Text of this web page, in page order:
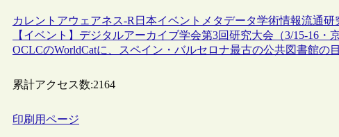
カレントアウェアネス-R 日本イベント メタデータ学術情報流通研
【イベント】デジタルアーカイブ学会第3回研究大会（3/15-16・京
OCLCのWorldCatに、スペイン・バルセロナ最古の公共図書館の
累計アクセス数:2164
印刷用ページ